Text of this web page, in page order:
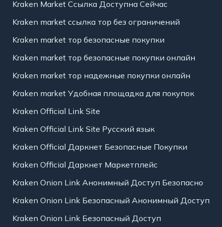
Kraken Market Ссылка Доступна Сейчас
Kraken market ссылка тор без ограничений
Kraken market тор безопасные покупки
Kraken market тор безопасные покупки онлайн
Kraken market тор надежные покупки онлайн
Kraken market Удобная площадка для покупок
Kraken Official Link Site
Kraken Official Link Site Русский язык
Kraken Official Даркнет Безопасные Покупки
Kraken Official Даркнет Маркетплейс
Kraken Onion Link Анонимный Доступ Безопасно
Kraken Onion Link Безопасный Анонимный Доступ
Kraken Onion Link Безопасный Доступ